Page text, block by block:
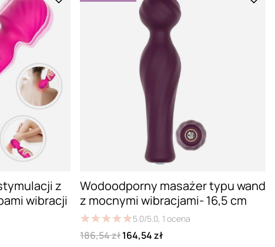
z
wibracji
Wodoodporny masażer typu wand
z mocnymi wibracjami- 16,5 cm
★★★★★
★★★★★5.0/5.0, 1 ocena
186,54 zł164,54 zł